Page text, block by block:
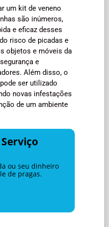
um kit de veneno
são inúmeros,
e eficaz desses
risco de picadas e
objetos e móveis da
e
Além disso, o
ser utilizado
novas infestações
de um ambiente
ou seu dinheiro
de pragas.